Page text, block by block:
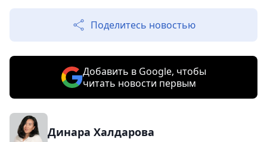
Поделитесь новостью
Добавить в Google, чтобы
читать новости первым
Динара Халдарова